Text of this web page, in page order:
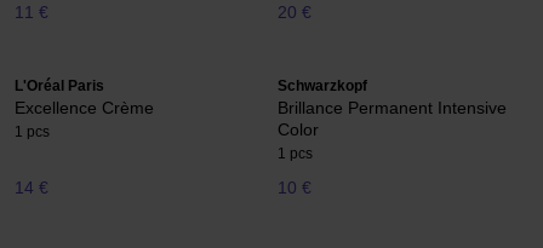
11 € 20 €
L'Oréal Paris
Excellence Crème
1 pcs
14 €
Schwarzkopf
Brillance Permanent Intensive
Color
1 pcs
10 €